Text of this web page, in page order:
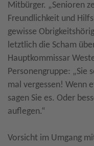
Mitbürger. „Senioren
Freundlichkeit und
gewisse
letztlich die Scham
Hauptkommissar
Personengruppe: „Sie
mal vergessen! Wenn
sagen Sie es. Oder
auflegen.“
Vorsicht im Umgang